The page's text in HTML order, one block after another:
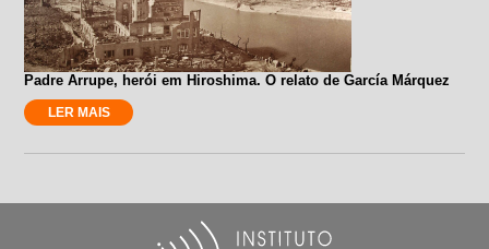
Padre Arrupe, herói em Hiroshima. O relato de García Márquez
LER MAIS